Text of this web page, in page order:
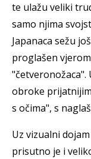
te ulažu veliki
samo njima
Japanaca sežu
proglašen
"četveronožaca".
obroke
s očima", s
Uz vizualni
prisutno je i